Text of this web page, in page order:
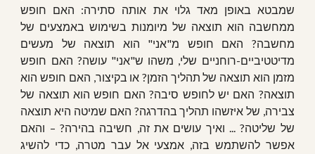
שמבטא באופן מאד גלוי את אותה סתירה: האם חופש
ממחשבה הוא תוצאה של מיומנות בשימוש באמצעים של
מחשבה? האם חופש מ"אני" הוא תוצאה של מעשים
מדיטטיביים-רוחניים שלי, משהו ש"אני" עושה? האם חופש
מזמן הוא תוצאה של תהליך הזמן? או בקיצור, האם חופש הוא
תוצאה? האם יש לחופש סיבה? האם חופש הוא תוצאה של
צבירה, של איזשהו תהליך בהדרגה? האם שמיטה היא תוצאה
של שליטה? ... ואיך עושים את זה, חשיבה בהירה? – והאם
אפשר להשתמש בזה, אמצעי אל עבר מטרה, כדי להשיג